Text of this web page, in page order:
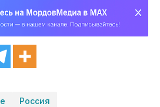
Россия